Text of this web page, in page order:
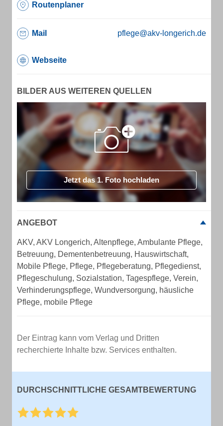
Routenplaner
Mail pflege@akv-longerich.de
Webseite
BILDER AUS WEITEREN QUELLEN
Jetzt das 1. Foto hochladen
ANGEBOT
AKV, AKV Longerich, Altenpflege, Ambulante Pflege,
Betreuung, Dementenbetreuung, Hauswirtschaft,
Mobile Pflege, Pflege, Pflegeberatung, Pflegedienst,
Pflegeschulung, Sozialstation, Tagespflege, Verein,
Verhinderungspflege, Wundversorgung, häusliche
Pflege, mobile Pflege
Der Eintrag kann vom Verlag und Dritten
recherchierte Inhalte bzw. Services enthalten.
DURCHSCHNITTLICHE GESAMTBEWERTUNG